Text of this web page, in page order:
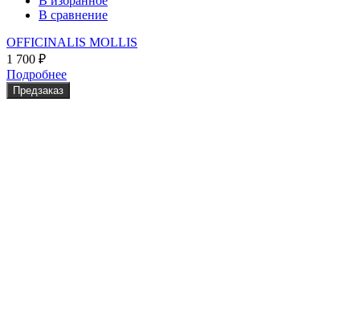
В сравнение
OFFICINALIS MOLLIS
1 700 ₽
Подробнее
Предзаказ